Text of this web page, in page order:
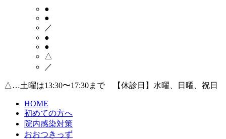
●
●
／
●
●
△
／
△…土曜は13:30〜17:30まで 【休診日】水曜、日曜、祝日
HOME
初めての方へ
院内感染対策
おおつきっず